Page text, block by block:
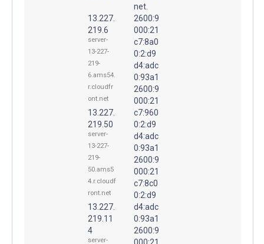
13.227.
219.6
server-
13-227-
219-
6.ams54.
r.cloudfr
ont.net
13.227.
219.50
server-
13-227-
219-
50.ams5
4.r.cloudf
ront.net
13.227.
219.11
4
server-
net.
2600:9
000:21
c7:8a0
0:2:d9
d4:adc
0:93a1
2600:9
000:21
c7:960
0:2:d9
d4:adc
0:93a1
2600:9
000:21
c7:8c0
0:2:d9
d4:adc
0:93a1
2600:9
000:21